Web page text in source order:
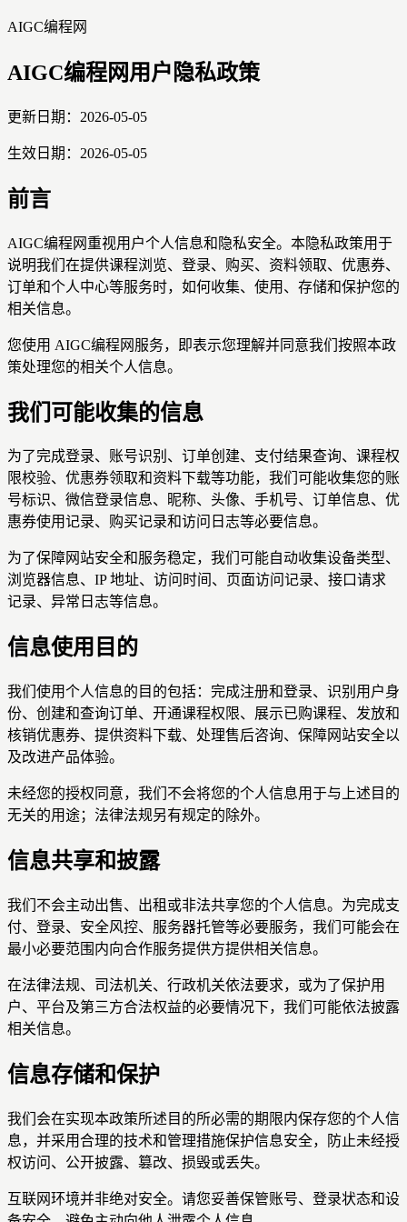
AIGC编程网
AIGC编程网用户隐私政策
更新日期：2026-05-05
生效日期：2026-05-05
前言
AIGC编程网重视用户个人信息和隐私安全。本隐私政策用于
说明我们在提供课程浏览、登录、购买、资料领取、优惠券、
订单和个人中心等服务时，如何收集、使用、存储和保护您的
相关信息。
您使用 AIGC编程网服务，即表示您理解并同意我们按照本政
策处理您的相关个人信息。
我们可能收集的信息
为了完成登录、账号识别、订单创建、支付结果查询、课程权
限校验、优惠券领取和资料下载等功能，我们可能收集您的账
号标识、微信登录信息、昵称、头像、手机号、订单信息、优
惠券使用记录、购买记录和访问日志等必要信息。
为了保障网站安全和服务稳定，我们可能自动收集设备类型、
浏览器信息、IP 地址、访问时间、页面访问记录、接口请求
记录、异常日志等信息。
信息使用目的
我们使用个人信息的目的包括：完成注册和登录、识别用户身
份、创建和查询订单、开通课程权限、展示已购课程、发放和
核销优惠券、提供资料下载、处理售后咨询、保障网站安全以
及改进产品体验。
未经您的授权同意，我们不会将您的个人信息用于与上述目的
无关的用途；法律法规另有规定的除外。
信息共享和披露
我们不会主动出售、出租或非法共享您的个人信息。为完成支
付、登录、安全风控、服务器托管等必要服务，我们可能会在
最小必要范围内向合作服务提供方提供相关信息。
在法律法规、司法机关、行政机关依法要求，或为了保护用
户、平台及第三方合法权益的必要情况下，我们可能依法披露
相关信息。
信息存储和保护
我们会在实现本政策所述目的所必需的期限内保存您的个人信
息，并采用合理的技术和管理措施保护信息安全，防止未经授
权访问、公开披露、篡改、损毁或丢失。
互联网环境并非绝对安全。请您妥善保管账号、登录状态和设